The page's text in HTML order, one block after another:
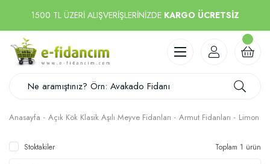
1500 TL ÜZERİ ALIŞVERİŞLERİNİZDE KARGO ÜCRETSİZ
Anasayfa Açık Kök Klasik Aşılı Meyve Fidanları Armut Fidanları Limon
Stoktakiler Toplam 1 ürün